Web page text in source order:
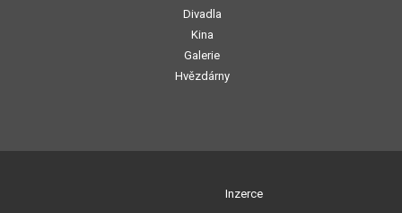
Divadla
Kina
Galerie
Hvězdárny
Inzerce